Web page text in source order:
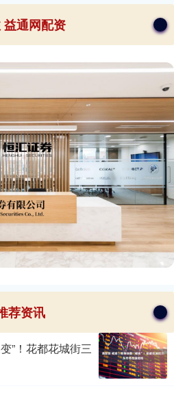
益通网配资
荐资讯
”！花都花城街三